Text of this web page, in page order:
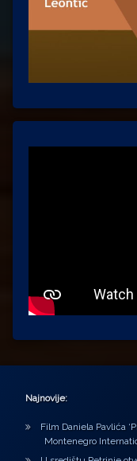
Najnovije:
Film Daniela Pavlića
Montenegro